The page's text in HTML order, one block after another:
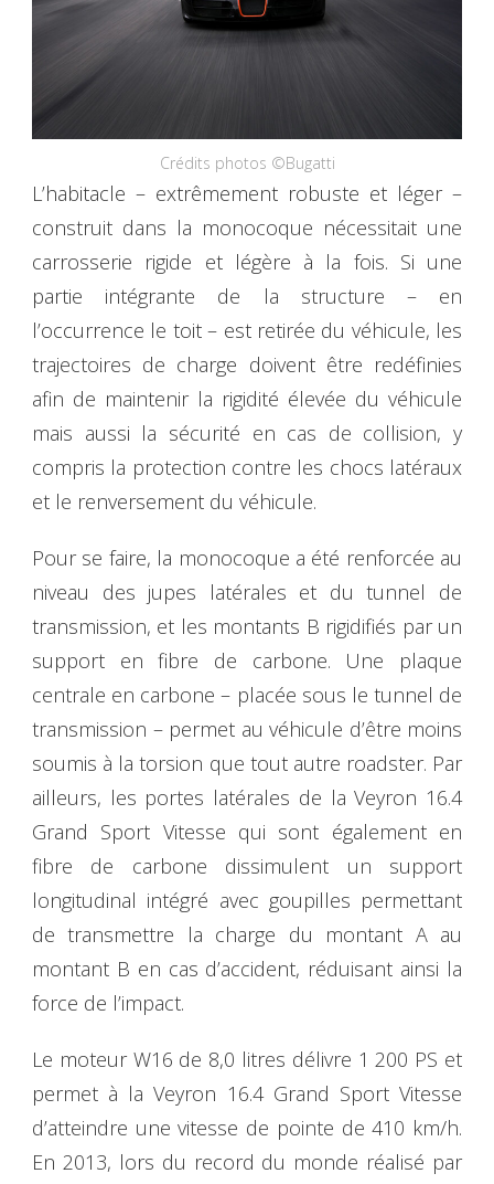
Crédits photos ©Bugatti
L’habitacle – extrêmement robuste et léger –
construit dans la monocoque nécessitait une
carrosserie rigide et légère à la fois. Si une
partie intégrante de la structure – en
l’occurrence le toit – est retirée du véhicule, les
trajectoires de charge doivent être redéfinies
afin de maintenir la rigidité élevée du véhicule
mais aussi la sécurité en cas de collision, y
compris la protection contre les chocs latéraux
et le renversement du véhicule.
Pour se faire, la monocoque a été renforcée au
niveau des jupes latérales et du tunnel de
transmission, et les montants B rigidifiés par un
support en fibre de carbone. Une plaque
centrale en carbone – placée sous le tunnel de
transmission – permet au véhicule d’être moins
soumis à la torsion que tout autre roadster. Par
ailleurs, les portes latérales de la Veyron 16.4
Grand Sport Vitesse qui sont également en
fibre de carbone dissimulent un support
longitudinal intégré avec goupilles permettant
de transmettre la charge du montant A au
montant B en cas d’accident, réduisant ainsi la
force de l’impact.
Le moteur W16 de 8,0 litres délivre 1 200 PS et
permet à la Veyron 16.4 Grand Sport Vitesse
d’atteindre une vitesse de pointe de 410 km/h.
En 2013, lors du record du monde réalisé par